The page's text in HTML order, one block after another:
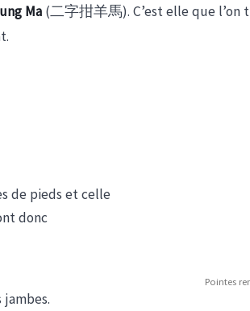
Ma (二字拑羊馬). C’est elle que
de pieds et celle
donc
Pointes